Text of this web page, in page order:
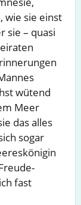
wie sie einst
sie – quasi
wütend
Meer
das alles
sogar
fast